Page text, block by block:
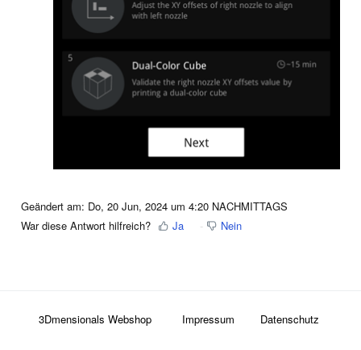
Geändert am: Do, 20 Jun, 2024 um 4:20 NACHMITTAGS
War diese Antwort hilfreich?
Ja Nein
3Dmensionals Webshop Impressum Datenschutz